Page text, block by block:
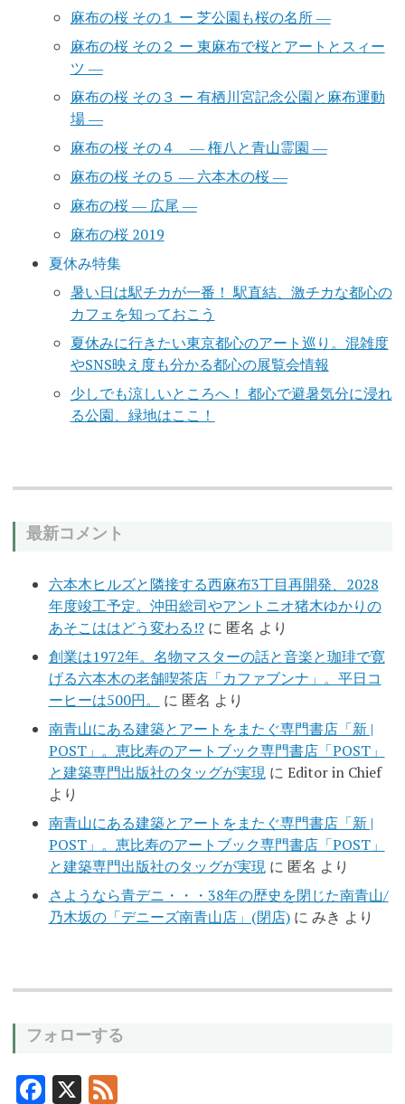
麻布の桜 その１ ー 芝公園も桜の名所 ―
麻布の桜 その２ ー 東麻布で桜とアートとスィー
ツ ―
麻布の桜 その３ ー 有栖川宮記念公園と麻布運動
場 ―
麻布の桜 その４ ― 権八と青山霊園 ―
麻布の桜 その５ ― 六本木の桜 ―
麻布の桜 ― 広尾 ―
麻布の桜 2019
夏休み特集
暑い日は駅チカが一番！ 駅直結、激チカな都心の
カフェを知っておこう
夏休みに行きたい東京都心のアート巡り。混雑度
やSNS映え度も分かる都心の展覧会情報
少しでも涼しいところへ！ 都心で避暑気分に浸れ
る公園、緑地はここ！
最新コメント
六本木ヒルズと隣接する西麻布3丁目再開発、2028
年度竣工予定。沖田総司やアントニオ猪木ゆかりの
あそこははどう変わる!?に 匿名 より
創業は1972年。名物マスターの話と音楽と珈琲で寛
げる六本木の老舗喫茶店「カファブンナ」。平日コ
ーヒーは500円。
に 匿名 より
南青山にある建築とアートをまたぐ専門書店「新 |
POST」。恵比寿のアートブック専門書店「POST」
と建築専門出版社のタッグが実現に Editor in Chief
より
南青山にある建築とアートをまたぐ専門書店「新 |
POST」。恵比寿のアートブック専門書店「POST」
と建築専門出版社のタッグが実現に 匿名 より
さようなら青デニ・・・38年の歴史を閉じた南青山/
乃木坂の「デニーズ南青山店」(閉店)に みき より
フォローする
F X F